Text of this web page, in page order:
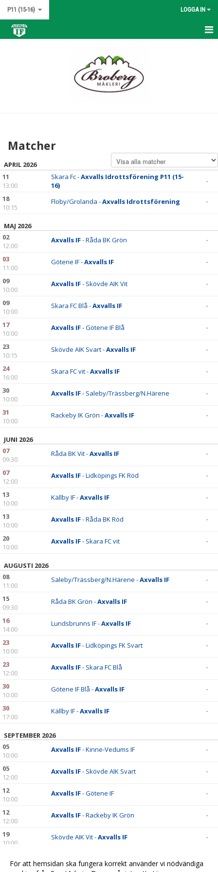
P11 (15-16) LOGGA IN
DOKUMENT
KONTAKT
Matcher
APRIL 2026
11
13:00
Skara Fc -Axvalls Idrottsförening P11 (15-
16)
-
18
10:15
Floby/Grolanda -Axvalls Idrottsförening -
MAJ 2026
02
12:00
Axvalls IF- Råda BK Grön -
03
11:00
Götene IF -Axvalls IF -
09
10:00
Axvalls IF- Skövde AIK Vit -
09
10:00
Skara FC Blå -Axvalls IF -
17
10:00
Axvalls IF- Götene IF Blå -
23
10:15
Skövde AIK Svart -Axvalls IF -
24
16:00
Skara FC vit -Axvalls IF -
30
10:00
Axvalls IF- Saleby/Trässberg/N.Härene -
31
10:00
Rackeby IK Grön -Axvalls IF -
JUNI 2026
07
09:30
Råda BK Vit -Axvalls IF -
07
12:00
Axvalls IF- Lidköpings FK Röd -
13
10:00
Källby IF -Axvalls IF -
13
10:00
Axvalls IF- Råda BK Röd -
20
10:00
Axvalls IF- Skara FC vit -
AUGUSTI 2026
08
11:00
Saleby/Trässberg/N.Härene -Axvalls IF -
15
09:30
Råda BK Grön -Axvalls IF -
16
14:00
Lundsbrunns IF -Axvalls IF -
23
10:00
Axvalls IF- Lidköpings FK Svart -
23
12:00
Axvalls IF- Skara FC Blå -
30
10:00
Götene IF Blå -Axvalls IF -
30
17:00
Källby IF -Axvalls IF -
SEPTEMBER 2026
05
10:00
Axvalls IF- Kinne-Vedums IF -
05
12:00
Axvalls IF- Skövde AIK Svart -
12
10:00
Axvalls IF- Götene IF -
12
12:00
Axvalls IF- Rackeby IK Grön -
19
10:00
Skövde AIK Vit -Axvalls IF -
16:00
Lidköpings FK Röd - Axvalls IF
För att hemsidan ska fungera korrekt använder vi nödvändiga